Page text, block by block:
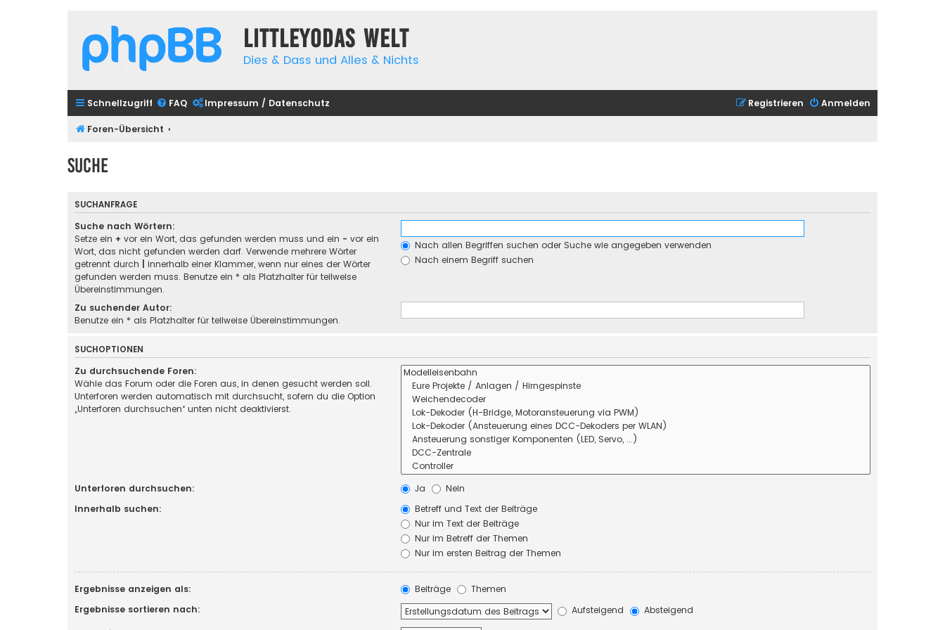
Littleyodas Welt
Dies & Dass und Alles & Nichts
Schnellzugriff FAQ Impressum / Datenschutz Anmelden
Registrieren
Foren-Übersicht
Suche
SUCHANFRAGE
Suche nach Wörtern:
Setze ein + vor ein Wort, das gefunden werden muss und ein - vor ein
Wort, das nicht gefunden werden darf. Verwende mehrere Wörter
getrennt durch
innerhalb einer Klammer, wenn nur eines der Wörter
gefunden werden muss. Benutze ein * als Platzhalter für teilweise
Übereinstimmungen.
Nach allen Begriffen suchen oder Suche wie angegeben verwenden
Nach einem Begriff suchen
Zu suchender Autor:
Benutze ein * als Platzhalter für teilweise Übereinstimmungen.
SUCHOPTIONEN
Zu durchsuchende Foren:
Wähle das Forum oder die Foren aus, in denen gesucht werden soll.
Unterforen werden automatisch mit durchsucht, sofern du die Option
„Unterforen durchsuchen“ unten nicht deaktivierst.
Unterforen durchsuchen: Ja
Nein
Innerhalb suchen:
Betreff und Text der Beiträge
Nur im Text der Beiträge
Nur im Betreff der Themen
Nur im ersten Beitrag der Themen
Ergebnisse anzeigen als: Beiträge
Themen
Ergebnisse sortieren nach:
Aufsteigend
Absteigend